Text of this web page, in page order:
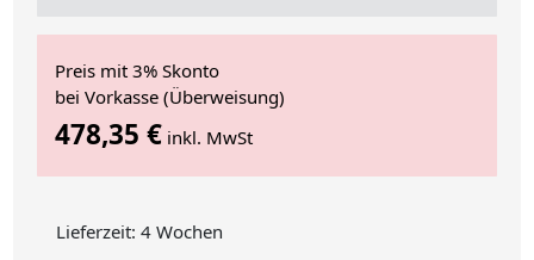
Preis mit 3% Skonto
bei Vorkasse (Überweisung)
478,35 € inkl. MwSt
Lieferzeit: 4 Wochen